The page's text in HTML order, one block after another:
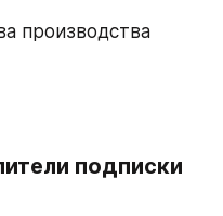
производства
подписки